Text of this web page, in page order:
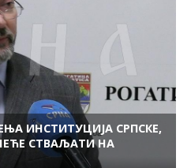
ИНСТИТУЦИЈА СРПСКЕ,
СТВАЉАТИ НА